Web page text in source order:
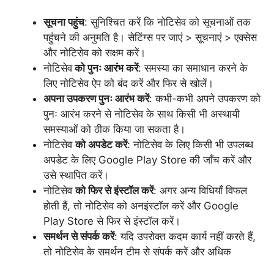
सूचना पहुंच: सुनिश्चित करें कि नोटिसेव को सूचनाओं तक
पहुंचने की अनुमति है। सेटिंग्स पर जाएं > सूचनाएं > एक्सेस
और नोटिसेव को सक्षम करें।
नोटिसेवको पुनः आरंभ करें: समस्या का समाधान करने के
लिए नोटिसेव ऐप को बंद करें और फिर से खोलें।
अपना उपकरण पुनः आरंभ करें: कभी-कभी अपने उपकरण को
पुनः आरंभ करने से नोटिसेव के साथ किसी भी अस्थायी
समस्याओं को ठीक किया जा सकता है।
नोटिसेवको अपडेट करें: नोटिसेव के लिए किसी भी उपलब्ध
अपडेट के लिए Google Play Store की जाँच करें और
उसे स्थापित करें।
नोटिसेवको फिर से इंस्टॉल करें: अगर अन्य विधियाँ विफल
होती हैं, तो नोटिसेव को अनइंस्टॉल करें और Google
Play Store से फिर से इंस्टॉल करें।
समर्थन से संपर्क करें: यदि उपरोक्त कदम कार्य नहीं करते हैं,
तो नोटिसेव के समर्थन टीम से संपर्क करें और अधिक